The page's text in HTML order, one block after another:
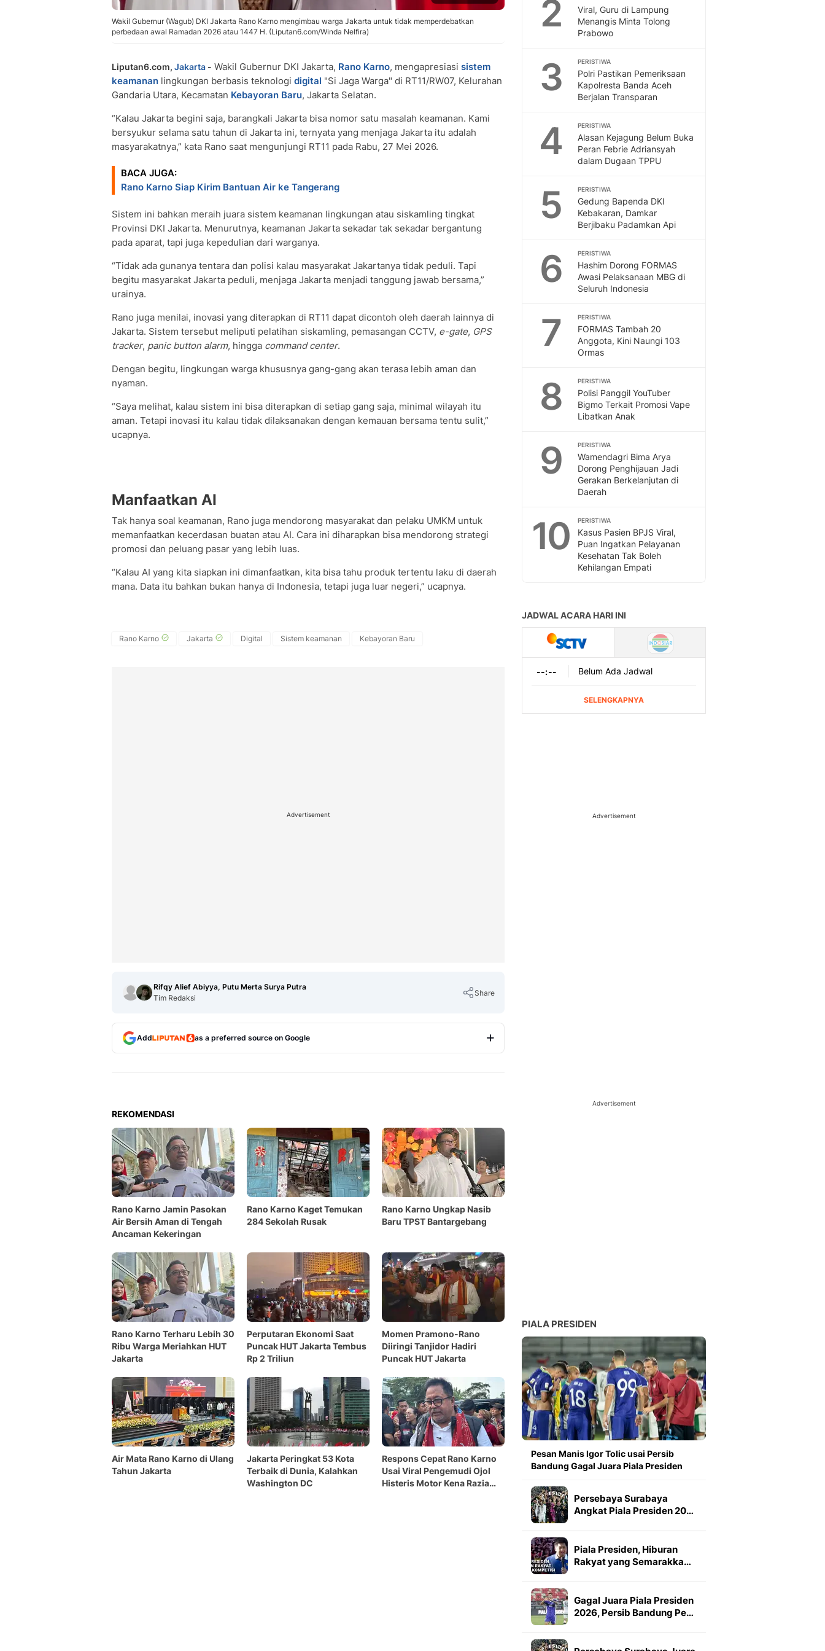
Wakil Gubernur (Wagub) DKI Jakarta Rano Karno mengimbau warga Jakarta untuk tidak memperdebatkan
perbedaan awal Ramadan 2026 atau 1447 H. (Liputan6.com/Winda Nelfira)
Liputan6.com, Jakarta - Wakil Gubernur DKI Jakarta, Rano Karno, mengapresiasi sistem
keamanan lingkungan berbasis teknologi digital "Si Jaga Warga" di RT11/RW07, Kelurahan
Gandaria Utara, Kecamatan Kebayoran Baru, Jakarta Selatan.
“Kalau Jakarta begini saja, barangkali Jakarta bisa nomor satu masalah keamanan. Kami
bersyukur selama satu tahun di Jakarta ini, ternyata yang menjaga Jakarta itu adalah
masyarakatnya,” kata Rano saat mengunjungi RT11 pada Rabu, 27 Mei 2026.
BACA JUGA:
Rano Karno Siap Kirim Bantuan Air ke Tangerang
Sistem ini bahkan meraih juara sistem keamanan lingkungan atau siskamling tingkat
Provinsi DKI Jakarta. Menurutnya, keamanan Jakarta sekadar tak sekadar bergantung
pada aparat, tapi juga kepedulian dari warganya.
“Tidak ada gunanya tentara dan polisi kalau masyarakat Jakartanya tidak peduli. Tapi
begitu masyarakat Jakarta peduli, menjaga Jakarta menjadi tanggung jawab bersama,”
urainya.
Rano juga menilai, inovasi yang diterapkan di RT11 dapat dicontoh oleh daerah lainnya di
Jakarta. Sistem tersebut meliputi pelatihan siskamling, pemasangan CCTV, e-gate, GPS
tracker, panic button alarm, hingga command center.
Dengan begitu, lingkungan warga khususnya gang-gang akan terasa lebih aman dan
nyaman.
“Saya melihat, kalau sistem ini bisa diterapkan di setiap gang saja, minimal wilayah itu
aman. Tetapi inovasi itu kalau tidak dilaksanakan dengan kemauan bersama tentu sulit,”
ucapnya.
Manfaatkan AI
Tak hanya soal keamanan, Rano juga mendorong masyarakat dan pelaku UMKM untuk
memanfaatkan kecerdasan buatan atau AI. Cara ini diharapkan bisa mendorong strategi
promosi dan peluang pasar yang lebih luas.
“Kalau AI yang kita siapkan ini dimanfaatkan, kita bisa tahu produk tertentu laku di daerah
mana. Data itu bahkan bukan hanya di Indonesia, tetapi juga luar negeri,” ucapnya.
Rano Karno Jakarta Digital Sistem keamanan Kebayoran Baru
Advertisement
Rifqy Alief Abiyya, Putu Merta Surya Putra
Tim Redaksi
Share
Add as a preferred source on Google
REKOMENDASI
Rano Karno Jamin Pasokan
Air Bersih Aman di Tengah
Ancaman Kekeringan
Rano Karno Kaget Temukan
284 Sekolah Rusak
Rano Karno Ungkap Nasib
Baru TPST Bantargebang
Rano Karno Terharu Lebih 30
Ribu Warga Meriahkan HUT
Jakarta
Perputaran Ekonomi Saat
Puncak HUT Jakarta Tembus
Rp 2 Triliun
Momen Pramono-Rano
Diiringi Tanjidor Hadiri
Puncak HUT Jakarta
Air Mata Rano Karno di Ulang
Tahun Jakarta
Jakarta Peringkat 53 Kota
Terbaik di Dunia, Kalahkan
Washington DC
Respons Cepat Rano Karno
Usai Viral Pengemudi Ojol
Histeris Motor Kena Razia
2
Viral, Guru di Lampung
Menangis Minta Tolong
Prabowo
3 PERISTIWA
Polri Pastikan Pemeriksaan
Kapolresta Banda Aceh
Berjalan Transparan
4 PERISTIWA
Alasan Kejagung Belum Buka
Peran Febrie Adriansyah
dalam Dugaan TPPU
5 PERISTIWA
Gedung Bapenda DKI
Kebakaran, Damkar
Berjibaku Padamkan Api
6 PERISTIWA
Hashim Dorong FORMAS
Awasi Pelaksanaan MBG di
Seluruh Indonesia
7 PERISTIWA
FORMAS Tambah 20
Anggota, Kini Naungi 103
Ormas
8 PERISTIWA
Polisi Panggil YouTuber
Bigmo Terkait Promosi Vape
Libatkan Anak
9 PERISTIWA
Wamendagri Bima Arya
Dorong Penghijauan Jadi
Gerakan Berkelanjutan di
Daerah
10 PERISTIWA
Kasus Pasien BPJS Viral,
Puan Ingatkan Pelayanan
Kesehatan Tak Boleh
Kehilangan Empati
Advertisement
Advertisement
PIALA PRESIDEN
Pesan Manis Igor Tolic usai Persib
Bandung Gagal Juara Piala Presiden
Persebaya Surabaya
Angkat Piala Presiden 20…
Piala Presiden, Hiburan
Rakyat yang Semarakka…
Gagal Juara Piala Presiden
2026, Persib Bandung Pe…